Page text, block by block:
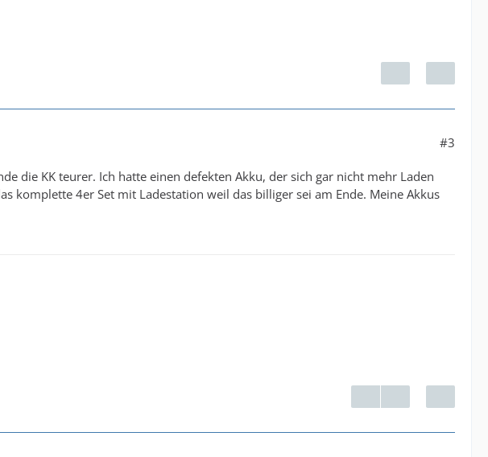
#3
die KK teurer. Ich hatte einen defekten Akku, der sich gar nicht mehr Laden
komplette 4er Set mit Ladestation weil das billiger sei am Ende. Meine Akkus